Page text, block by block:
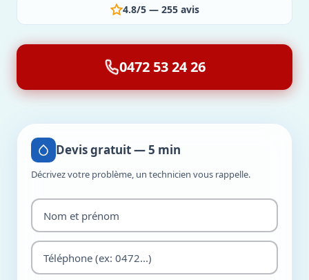
4.8/5 — 255 avis
0472 53 24 26
Devis gratuit — 5 min
Décrivez votre problème, un technicien vous rappelle.